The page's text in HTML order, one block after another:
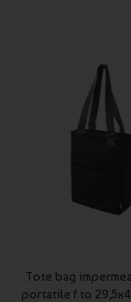
Tote bag
portatile f.to